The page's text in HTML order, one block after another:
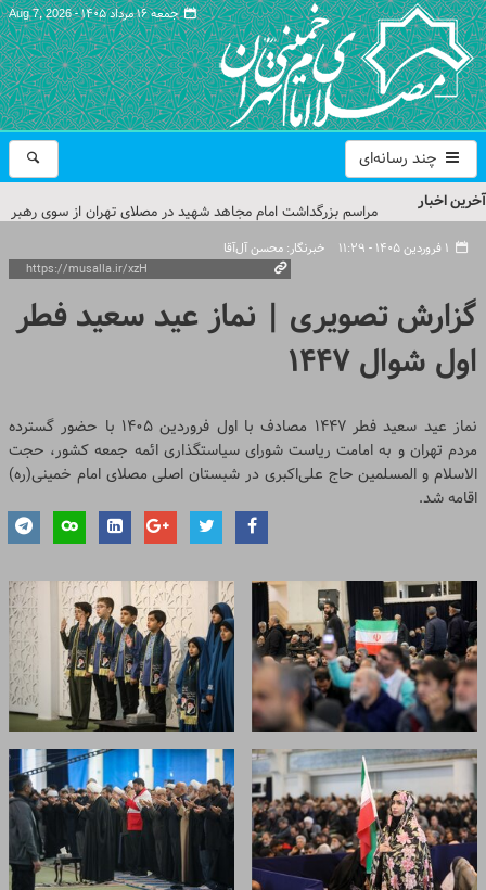
جمعه ۱۶ مرداد ۱۴۰۵ - Aug 7, 2026
چند رسانه‌ای
آخرین اخبار
مراسم بزرگداشت امام مجاهد شهید در مصلای تهران از سوی رهبر
معظم انقلاب
گزارش تصویری| مراسم نماز بر پیکر امام شهید انقلاب اسلامی ایران
گزارش تصویری| مراسم بزرگداشت آقای شهید ایران
تمهیدات ترافیکی مراسم بزرگداشت رهبر شهید در مصلای تهران
حجت‌الاسلام حاج علی‌اکبری؛ خطیب این هفته نماز جمعه تهران
خبرنگار: محسن آل‌آقا
گزارش تصویری | نماز عید سعید فطر
اول شوال ۱۴۴۷
نماز عید سعید فطر ۱۴۴۷ مصادف با اول فروردین ۱۴۰۵ با حضور گسترده
مردم تهران و به امامت ریاست شورای سیاستگذاری ائمه جمعه کشور، حجت
الاسلام و المسلمین حاج علی‌اکبری در شبستان اصلی مصلای امام خمینی(ره)
اقامه شد.